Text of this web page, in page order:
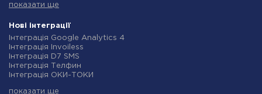
Інтеграція Gmail
Інтеграція Rozetka
Інтеграція OpenAI (ChatGPT)
Інтеграція Binotel
Інтеграція Prom
Інтеграція Приват24
Інтеграція OLX
Інтеграція SendPulse
показати ще
Нові інтеграції
Інтеграція Google Analytics 4
Інтеграція Invoiless
Інтеграція D7 SMS
Інтеграція Телфин
Інтеграція ОКИ-ТОКИ
показати ще